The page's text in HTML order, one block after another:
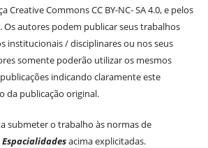
Creative Commons CC BY-NC- SA 4.0, e pelos
Os autores podem publicar seus trabalhos
institucionais / disciplinares ou nos seus
somente poderão utilizar os mesmos
indicando claramente este
da publicação original.
submeter o trabalho às normas de
Espacialidadesacima explicitadas.